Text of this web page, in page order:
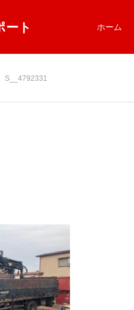
ート ホーム
S__4792331